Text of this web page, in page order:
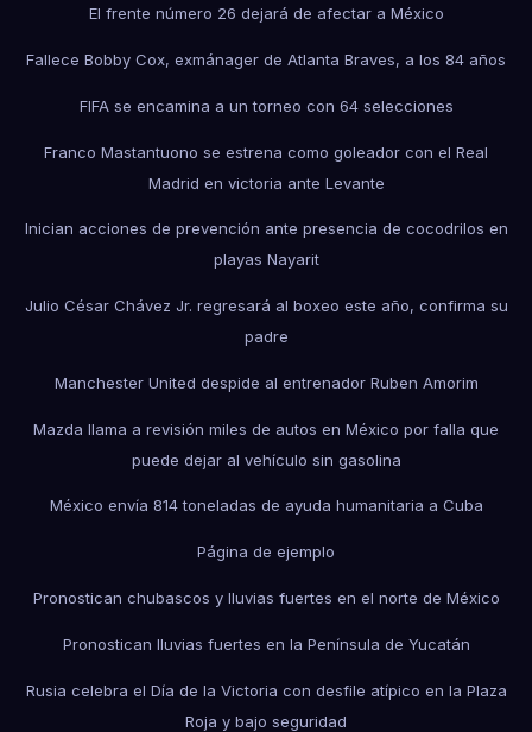
El frente número 26 dejará de afectar a México
Fallece Bobby Cox, exmánager de Atlanta Braves, a los 84 años
FIFA se encamina a un torneo con 64 selecciones
Franco Mastantuono se estrena como goleador con el Real
Madrid en victoria ante Levante
Inician acciones de prevención ante presencia de cocodrilos en
playas Nayarit
Julio César Chávez Jr. regresará al boxeo este año, confirma su
padre
Manchester United despide al entrenador Ruben Amorim
Mazda llama a revisión miles de autos en México por falla que
puede dejar al vehículo sin gasolina
México envía 814 toneladas de ayuda humanitaria a Cuba
Página de ejemplo
Pronostican chubascos y lluvias fuertes en el norte de México
Pronostican lluvias fuertes en la Península de Yucatán
Rusia celebra el Día de la Victoria con desfile atípico en la Plaza
Roja y bajo seguridad